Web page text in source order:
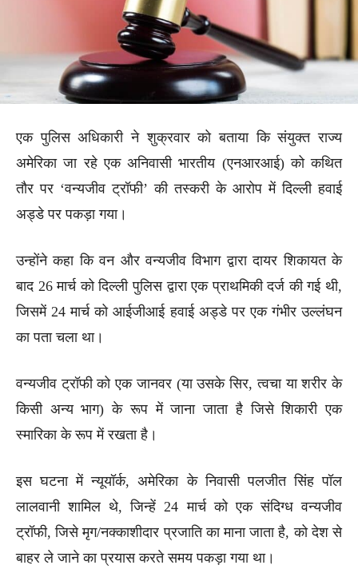
एक पुलिस अधिकारी ने शुक्रवार को बताया कि संयुक्त राज्य
अमेरिका जा रहे एक अनिवासी भारतीय (एनआरआई) को कथित
तौर पर ‘वन्यजीव ट्रॉफी’ की तस्करी के आरोप में दिल्ली हवाई
अड्डे पर पकड़ा गया।
उन्होंने कहा कि वन और वन्यजीव विभाग द्वारा दायर शिकायत के
बाद 26 मार्च को दिल्ली पुलिस द्वारा एक प्राथमिकी दर्ज की गई थी,
जिसमें 24 मार्च को आईजीआई हवाई अड्डे पर एक गंभीर उल्लंघन
का पता चला था।
वन्यजीव ट्रॉफी को एक जानवर (या उसके सिर, त्वचा या शरीर के
किसी अन्य भाग) के रूप में जाना जाता है जिसे शिकारी एक
स्मारिका के रूप में रखता है।
इस घटना में न्यूयॉर्क, अमेरिका के निवासी पलजीत सिंह पॉल
लालवानी शामिल थे, जिन्हें 24 मार्च को एक संदिग्ध वन्यजीव
ट्रॉफी, जिसे मृग/नक्काशीदार प्रजाति का माना जाता है, को देश से
बाहर ले जाने का प्रयास करते समय पकड़ा गया था।